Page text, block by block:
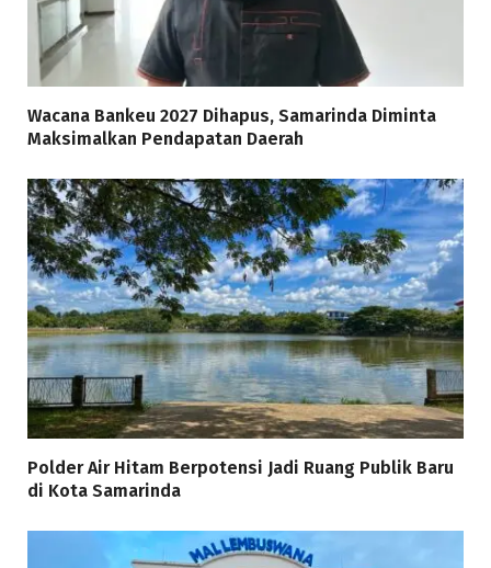
Wacana Bankeu 2027 Dihapus, Samarinda Diminta
Maksimalkan Pendapatan Daerah
Polder Air Hitam Berpotensi Jadi Ruang Publik Baru
di Kota Samarinda